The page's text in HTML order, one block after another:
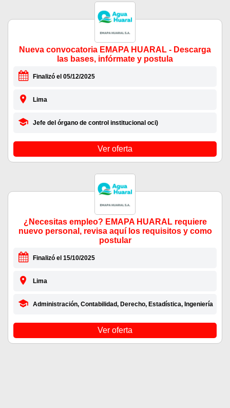
Nueva convocatoria EMAPA HUARAL - Descarga
las bases, infórmate y postula
Finalizó el 05/12/2025
Lima
Jefe del órgano de control institucional oci)
Ver oferta
¿Necesitas empleo? EMAPA HUARAL requiere
nuevo personal, revisa aquí los requisitos y como
postular
Finalizó el 15/10/2025
Lima
Administración, Contabilidad, Derecho, Estadística, Ingeniería
Ver oferta